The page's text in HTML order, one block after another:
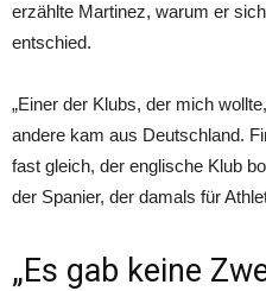
erzählte Martinez, warum er
entschied.
„Einer der Klubs, der mich
andere kam aus Deutschland.
fast gleich, der englische Klub
der Spanier, der damals für
„Es gab keine